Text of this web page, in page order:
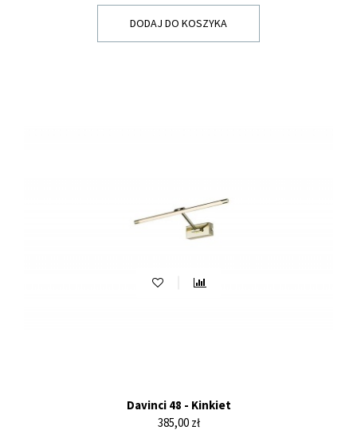
DODAJ DO KOSZYKA
Davinci 48 - Kinkiet
Cena
385,00 zł